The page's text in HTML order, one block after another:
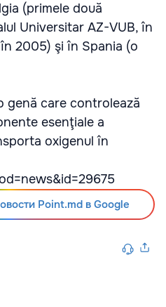
(primele două
Universitar AZ-VUB, în
2005) şi în Spania (o
genă care controlează
esenţiale a
oxigenul în
Point.md в Google